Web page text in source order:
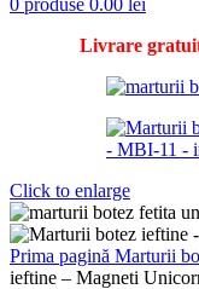
Livrare
Click to enlarge
Prima pagină Marturii
ieftine – Magneti